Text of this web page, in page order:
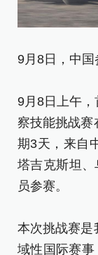
9月8日，中国
9月8日上午
察技能挑战赛
期3天，来自
塔吉克斯坦
员参赛。
本次挑战赛是
域性国际赛事